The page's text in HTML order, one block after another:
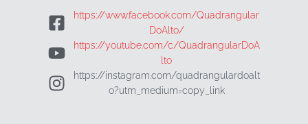
https://www.facebook.com/Quadrangular
DoAlto/
https://youtube.com/c/QuadrangularDoA
lto
https://instagram.com/quadrangulardoalt
o?utm_medium=copy_link